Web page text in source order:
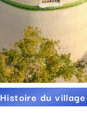
Histoire du village